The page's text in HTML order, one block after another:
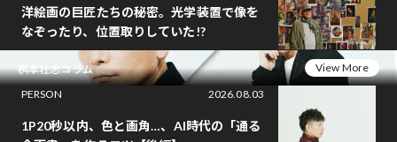
洋絵画の巨匠たちの秘密。光学装置で像を
なぞったり、位置取りしていた!?
桝本壮志コラム
View More
PERSON
2026.08.03
1P20秒以内、色と画角…、AI時代の「通る